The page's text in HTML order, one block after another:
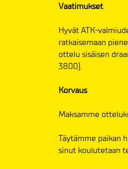
Vaatimukset
Hyvät ATK-
ratkaisemaan
ottelu sisäisen
3800).
Korvaus
Maksamme
Täytämme paikan
sinut koulutetaan